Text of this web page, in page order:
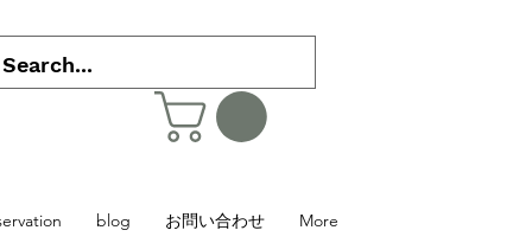
blog お問い合わせ More